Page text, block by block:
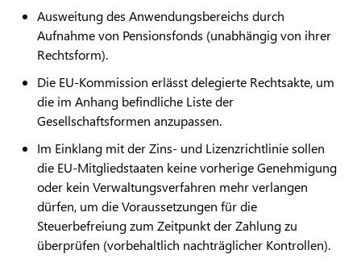
Ausweitung des Anwendungsbereichs durch
Aufnahme von Pensionsfonds (unabhängig von ihrer
Rechtsform).
Die EU-Kommission erlässt delegierte Rechtsakte, um
die im Anhang befindliche Liste der
Gesellschaftsformen anzupassen.
Im Einklang mit der Zins- und Lizenzrichtlinie sollen
die EU-Mitgliedstaaten keine vorherige Genehmigung
oder kein Verwaltungsverfahren mehr verlangen
dürfen, um die Voraussetzungen für die
Steuerbefreiung zum Zeitpunkt der Zahlung zu
überprüfen (vorbehaltlich nachträglicher Kontrollen).